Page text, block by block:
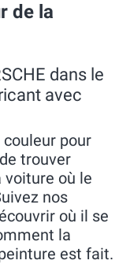
de la
dans le
avec
pour
trouver
voiture où le
nos
où il se
la
est fait.